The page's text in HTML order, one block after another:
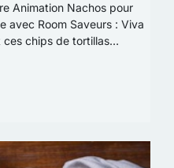
Animation Nachos pour
avec Room Saveurs : Viva
ces chips de tortillas